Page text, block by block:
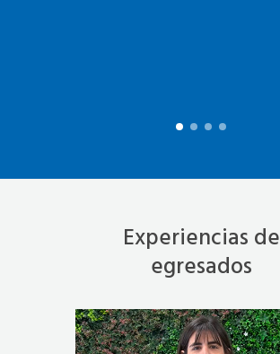
Experiencias de
egresados